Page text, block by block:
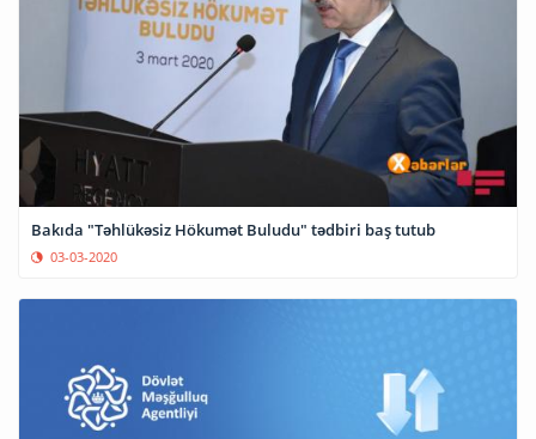
Bakıda "Təhlükəsiz Hökumət Buludu" tədbiri baş tutub
03-03-2020